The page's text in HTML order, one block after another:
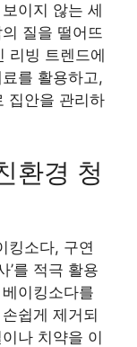
이지 않는 세
질을 떨어뜨
리빙 트렌드에
를 활용하고,
집안을 관리하
환경 청
킹소다, 구연
’를 적극 활용
이킹소다를
쉽게 제거되
나 치약을 이